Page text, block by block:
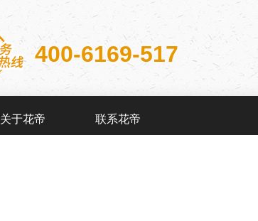
400-6169-517
关于花帝 联系花帝